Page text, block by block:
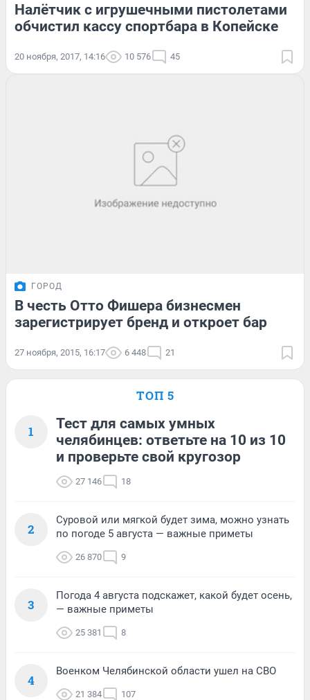
Налётчик с игрушечными пистолетами
обчистил кассу спортбара в Копейске
20 ноября, 2017, 14:16 10 576 45
ГОРОД
В честь Отто Фишера бизнесмен
зарегистрирует бренд и откроет бар
27 ноября, 2015, 16:17 6 448 21
ТОП 5
1
Тест для самых умных
челябинцев: ответьте на 10 из 10
и проверьте свой кругозор
27 146 18
2
Суровой или мягкой будет зима, можно узнать
по погоде 5 августа — важные приметы
26 870 9
3
Погода 4 августа подскажет, какой будет осень,
— важные приметы
25 381 8
4
Военком Челябинской области ушел на СВО
21 384 107